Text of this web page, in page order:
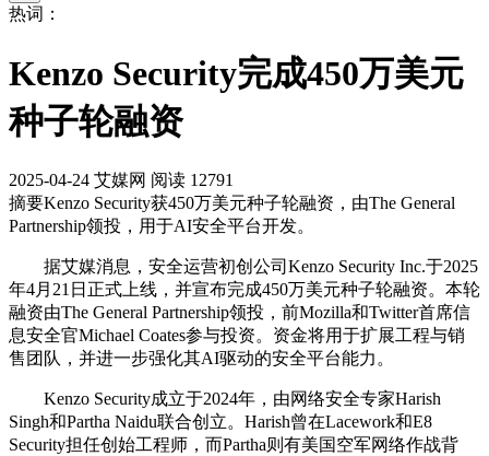
热词：
Kenzo Security完成450万美元
种子轮融资
2025-04-24 艾媒网 阅读 12791
摘要Kenzo Security获450万美元种子轮融资，由The General
Partnership领投，用于AI安全平台开发。
据艾媒消息，安全运营初创公司Kenzo Security Inc.于2025
年4月21日正式上线，并宣布完成450万美元种子轮融资。本轮
融资由The General Partnership领投，前Mozilla和Twitter首席信
息安全官Michael Coates参与投资。资金将用于扩展工程与销
售团队，并进一步强化其AI驱动的安全平台能力。
Kenzo Security成立于2024年，由网络安全专家Harish
Singh和Partha Naidu联合创立。Harish曾在Lacework和E8
Security担任创始工程师，而Partha则有美国空军网络作战背